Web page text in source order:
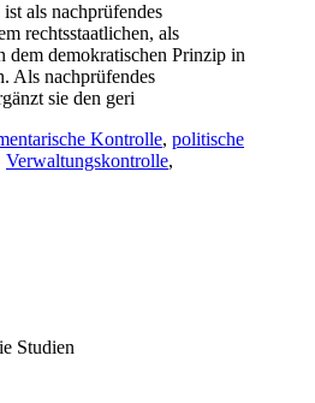
als nachprüfendes
rechtsstaatlichen, als
dem demokratischen Prinzip in
Als nachprüfendes
sie den geri
Kontrolle, politische
Verwaltungskontrolle,
Studien